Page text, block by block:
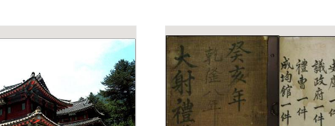
설명
동시에 포함된 자료를 검